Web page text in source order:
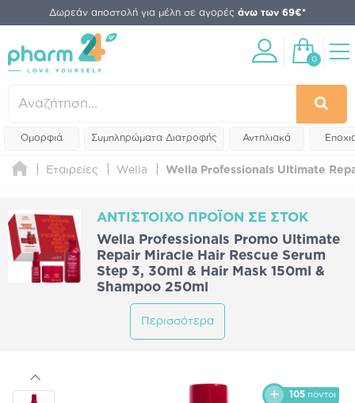
Δωρεάν αποστολή για μέλη σε αγορές άνω των 69€*
0
Ομορφιά Συμπληρώματα Διατροφής Αντηλιακά
Εταιρείες Wella Wella Professionals Ultimate
ΑΝΤΊΣΤΟΙΧΟ ΠΡΟΪΌΝ ΣΕ ΣΤΟΚ
Wella Professionals Promo Ultimate
Repair Miracle Hair Rescue Serum
Step 3, 30ml & Hair Mask 150ml &
Shampoo 250ml
Περισσότερα
105 πόντοι